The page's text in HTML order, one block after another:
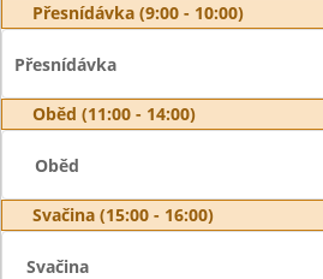
Přesnídávka (9:00 - 10:00)
Přesnídávka
Oběd (11:00 - 14:00)
Oběd
Svačina (15:00 - 16:00)
Svačina